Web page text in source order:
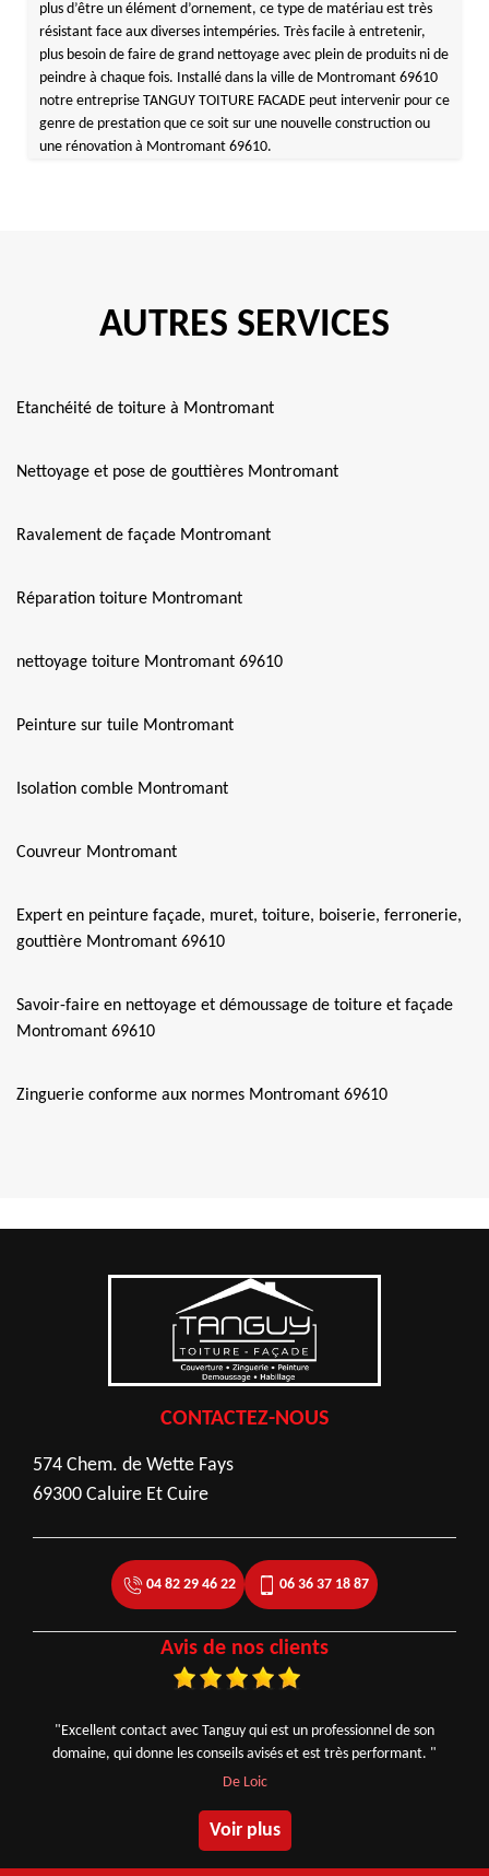
plus d’être un élément d’ornement, ce type de matériau est très
résistant face aux diverses intempéries. Très facile à entretenir,
plus besoin de faire de grand nettoyage avec plein de produits ni de
peindre à chaque fois. Installé dans la ville de Montromant 69610
notre entreprise TANGUY TOITURE FACADE peut intervenir pour ce
genre de prestation que ce soit sur une nouvelle construction ou
une rénovation à Montromant 69610.
AUTRES SERVICES
Etanchéité de toiture à Montromant
Nettoyage et pose de gouttières Montromant
Ravalement de façade Montromant
Réparation toiture Montromant
nettoyage toiture Montromant 69610
Peinture sur tuile Montromant
Isolation comble Montromant
Couvreur Montromant
Expert en peinture façade, muret, toiture, boiserie, ferronerie,
gouttière Montromant 69610
Savoir-faire en nettoyage et démoussage de toiture et façade
Montromant 69610
Zinguerie conforme aux normes Montromant 69610
CONTACTEZ-NOUS
574 Chem. de Wette Fays
69300 Caluire Et Cuire
04 82 29 46 22 06 36 37 18 87
Avis de nos clients
"Excellent contact avec Tanguy qui est un professionnel de son
domaine, qui donne les conseils avisés et est très performant. "
De Loic
Voir plus